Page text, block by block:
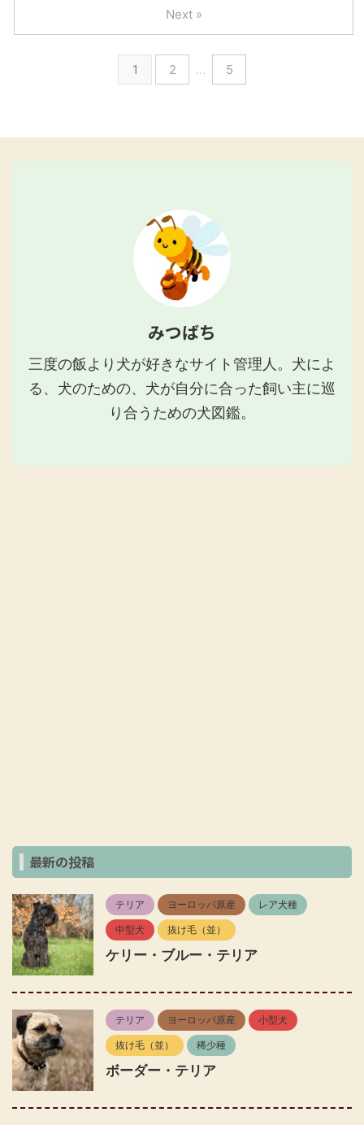
1 2 … 5
Next »
みつばち
三度の飯より犬が好きなサイト管理人。犬によ
る、犬のための、犬が自分に合った飼い主に巡
り合うための犬図鑑。
最新の投稿
テリア ヨーロッパ原産 レア犬種
中型犬 抜け毛（並）
ケリー・ブルー・テリア
テリア ヨーロッパ原産 小型犬
抜け毛（並） 稀少種
ボーダー・テリア